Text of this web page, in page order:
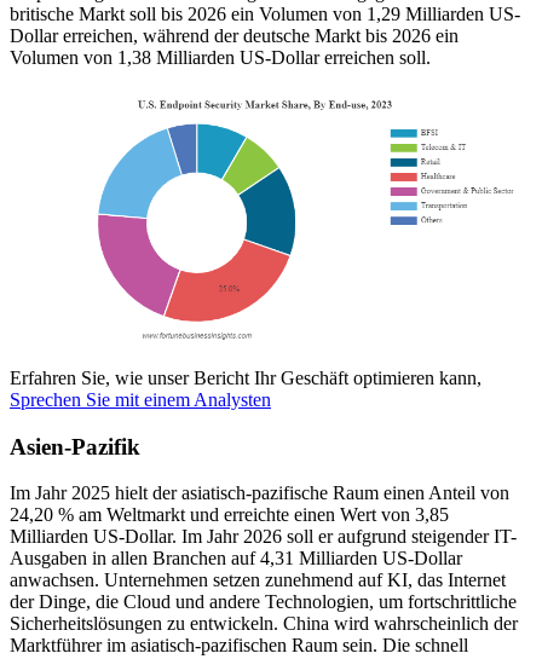
britische Markt soll bis 2026 ein Volumen von 1,29 Milliarden US-
Dollar erreichen, während der deutsche Markt bis 2026 ein
Volumen von 1,38 Milliarden US-Dollar erreichen soll.
Erfahren Sie, wie unser Bericht Ihr Geschäft optimieren kann,
Sprechen Sie mit einem Analysten
Asien-Pazifik
Im Jahr 2025 hielt der asiatisch-pazifische Raum einen Anteil von
24,20 % am Weltmarkt und erreichte einen Wert von 3,85
Milliarden US-Dollar. Im Jahr 2026 soll er aufgrund steigender IT-
Ausgaben in allen Branchen auf 4,31 Milliarden US-Dollar
anwachsen. Unternehmen setzen zunehmend auf KI, das Internet
der Dinge, die Cloud und andere Technologien, um fortschrittliche
Sicherheitslösungen zu entwickeln. China wird wahrscheinlich der
Marktführer im asiatisch-pazifischen Raum sein. Die schnell